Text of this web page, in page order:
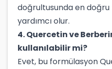
doğrultusunda en doğru
yardımcı olur.
4. Quercetin ve
kullanılabilir mi?
Evet, bu formülasyon